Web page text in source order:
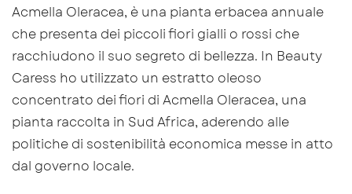
Acmella Oleracea, è una pianta erbacea annuale
che presenta dei piccoli fiori gialli o rossi che
racchiudono il suo segreto di bellezza. In Beauty
Caress ho utilizzato un estratto oleoso
concentrato dei fiori di Acmella Oleracea, una
pianta raccolta in Sud Africa, aderendo alle
politiche di sostenibilità economica messe in atto
dal governo locale.